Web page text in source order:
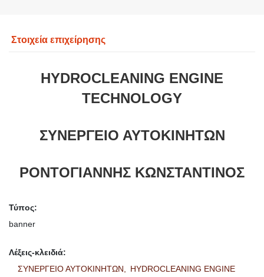
Στοιχεία επιχείρησης
HYDROCLEANING ENGINE
TECHNOLOGY
ΣΥΝΕΡΓΕΙΟ ΑΥΤΟΚΙΝΗΤΩΝ
ΡΟΝΤΟΓΙΑΝΝΗΣ ΚΩΝΣΤΑΝΤΙΝΟΣ
Τύπος:
banner
Λέξεις-κλειδιά:
ΣΥΝΕΡΓΕΙΟ ΑΥΤΟΚΙΝΗΤΩΝ,
HYDROCLEANING ENGINE